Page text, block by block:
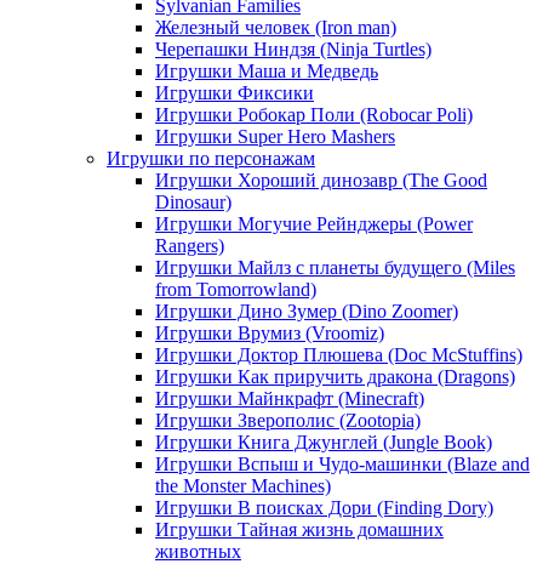
Sylvanian Families
Железный человек (Iron man)
Черепашки Ниндзя (Ninja Turtles)
Игрушки Маша и Медведь
Игрушки Фиксики
Игрушки Робокар Поли (Robocar Poli)
Игрушки Super Hero Mashers
Игрушки по персонажам
Игрушки Хороший динозавр (The Good
Dinosaur)
Игрушки Могучие Рейнджеры (Power
Rangers)
Игрушки Майлз с планеты будущего (Miles
from Tomorrowland)
Игрушки Дино Зумер (Dino Zoomer)
Игрушки Врумиз (Vroomiz)
Игрушки Доктор Плюшева (Doc McStuffins)
Игрушки Как приручить дракона (Dragons)
Игрушки Майнкрафт (Minecraft)
Игрушки Зверополис (Zootopia)
Игрушки Книга Джунглей (Jungle Book)
Игрушки Вспыш и Чудо-машинки (Blaze and
the Monster Machines)
Игрушки В поисках Дори (Finding Dory)
Игрушки Тайная жизнь домашних
животных